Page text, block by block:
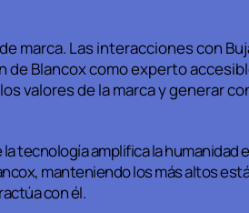
marca. Las interacciones con
Blancox como experto
valores de la marca y generar
tecnología amplifica la humanidad
manteniendo los más altos
con él.